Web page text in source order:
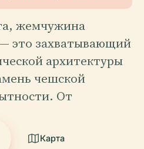
жемчужина
это захватывающий
архитектуры
чешской
От
Карта